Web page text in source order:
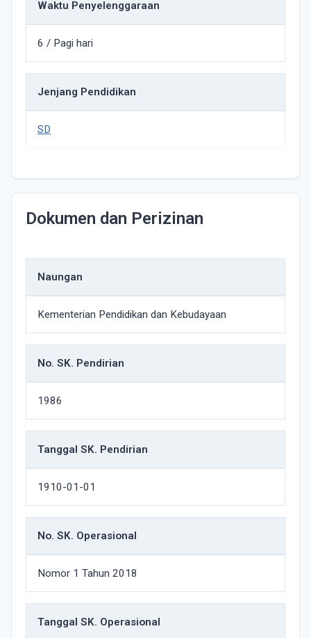
Waktu Penyelenggaraan
6 / Pagi hari
Jenjang Pendidikan
SD
Dokumen dan Perizinan
Naungan
Kementerian Pendidikan dan Kebudayaan
No. SK. Pendirian
1986
Tanggal SK. Pendirian
1910-01-01
No. SK. Operasional
Nomor 1 Tahun 2018
Tanggal SK. Operasional